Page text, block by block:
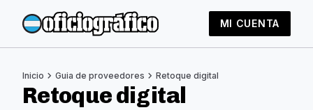
MI CUENTA
Inicio chevron_right Guia de proveedores chevron_right Retoque digital
Retoque digital